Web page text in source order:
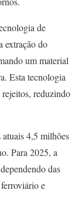
de
extração do
um material
Esta tecnologia
rejeitos, reduzindo
4,5 milhões
Para 2025, a
das
e